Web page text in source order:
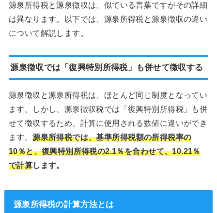
源泉所得税と源泉徴収は、似ている言葉ですがその詳細
は異なります。以下では、源泉所得税と源泉徴収の違い
について解説します。
源泉徴収では「復興特別所得税」も併せて徴収する
源泉徴収と源泉所得税は、ほとんど同じ制度となってい
ます。しかし、源泉徴収税では「復興特別所得税」も併
せて徴収するため、計算に使用される数値に違いができ
ます。源泉所得税では、基準所得税額の所得税率の
10％と、復興特別所得税の2.1％を合わせて、10.21％
で計算します。
源泉所得税の計算方法とは